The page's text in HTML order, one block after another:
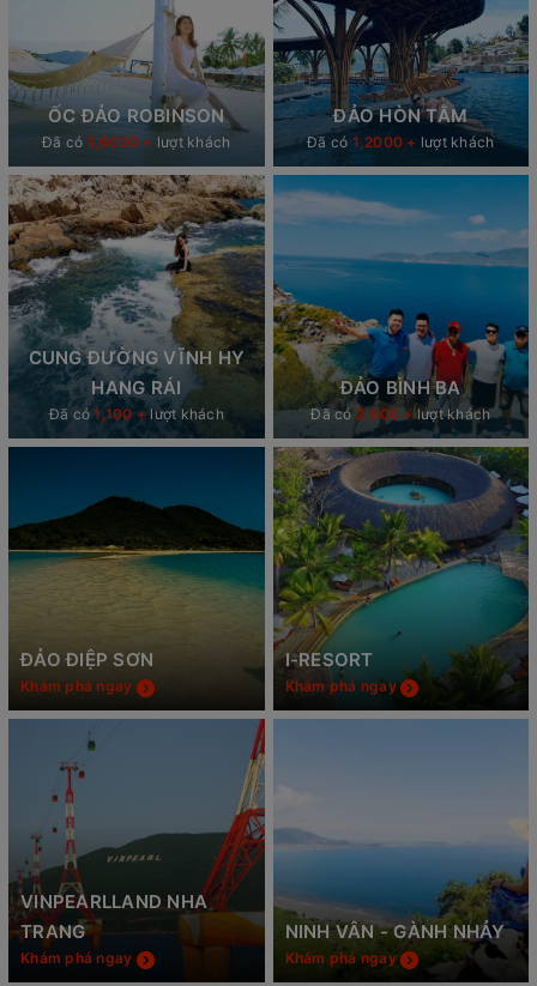
ỐC ĐẢO ROBINSON
Đã có 1,6000 + lượt khách
ĐẢO HÒN TẰM
Đã có 1,2000 + lượt khách
CUNG ĐƯỜNG VĨNH HY
HANG RÁI
Đã có1,100 + lượt khách
ĐẢO BÌNH BA
Đã có 2,600 +lượt khách
ĐẢO ĐIỆP SƠN
Khám phá ngay
I-RESORT
Khám phá ngay
VINPEARLLAND NHA
TRANG
Khám phá ngay
NINH VÂN - GÀNH NHẢY
Khám phá ngay